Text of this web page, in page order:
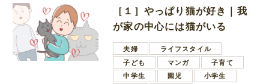
［１］やっぱり猫が好き｜我
が家の中心には猫がいる
夫婦
ライフスタイル
子ども
マンガ
子育て
中学生
園児
小学生